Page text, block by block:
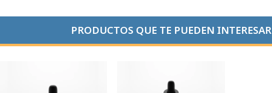
PRODUCTOS QUE TE PUEDEN INTERESAR